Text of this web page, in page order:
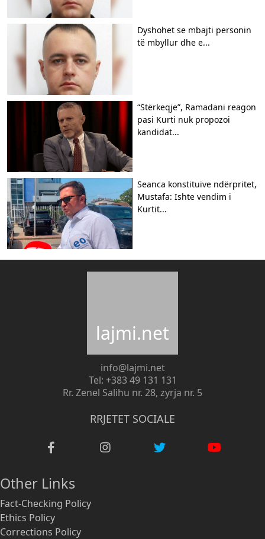
Dyshohet se mbajti personin
të mbyllur dhe e...
“Stërkeqje”, Ramadani reagon
pasi Kurti nuk propozoi
kandidat...
Seanca konstituive ndërpritet,
Mustafa: Ishte vendim i
Kurtit...
lajmi.net
info@lajmi.net
Tel: +383 49 131 131
Rr. Zenel Salihu nr. 28, zyrja nr. 5
RRJETET SOCIALE
Other Links
Fact-Checking Policy
Ethics Policy
Corrections Policy